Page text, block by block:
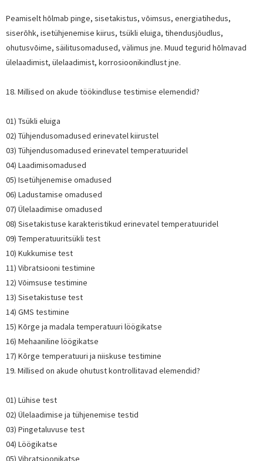
Peamiselt hõlmab pinge, sisetakistus, võimsus, energiatihedus,
siserõhk, isetühjenemise kiirus, tsükli eluiga, tihendusjõudlus,
ohutusvõime, säilitusomadused, välimus jne. Muud tegurid hõlmavad
ülelaadimist, ülelaadimist, korrosioonikindlust jne.
18. Millised on akude töökindluse testimise elemendid?
01) Tsükli eluiga
02) Tühjendusomadused erinevatel kiirustel
03) Tühjendusomadused erinevatel temperatuuridel
04) Laadimisomadused
05) Isetühjenemise omadused
06) Ladustamise omadused
07) Ülelaadimise omadused
08) Sisetakistuse karakteristikud erinevatel temperatuuridel
09) Temperatuuritsükli test
10) Kukkumise test
11) Vibratsiooni testimine
12) Võimsuse testimine
13) Sisetakistuse test
14) GMS testimine
15) Kõrge ja madala temperatuuri löögikatse
16) Mehaaniline löögikatse
17) Kõrge temperatuuri ja niiskuse testimine
19. Millised on akude ohutust kontrollitavad elemendid?
01) Lühise test
02) Ülelaadimise ja tühjenemise testid
03) Pingetaluvuse test
04) Löögikatse
05) Vibratsioonikatse